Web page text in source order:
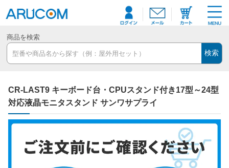
商品を検索
検索
CR-LAST9 キーボード台・CPUスタンド付き17型～24型
対応液晶モニタスタンド サンワサプライ